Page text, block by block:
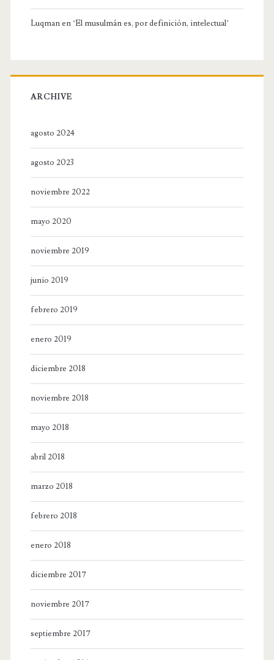
Luqmanen ‘El musulmán es, por definición, intelectual’
ARCHIVE
agosto 2024
agosto 2023
noviembre 2022
mayo 2020
noviembre 2019
junio 2019
febrero 2019
enero 2019
diciembre 2018
noviembre 2018
mayo 2018
abril 2018
marzo 2018
febrero 2018
enero 2018
diciembre 2017
noviembre 2017
septiembre 2017